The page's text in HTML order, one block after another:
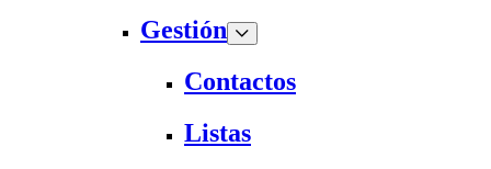
Gestión
Contactos
Listas